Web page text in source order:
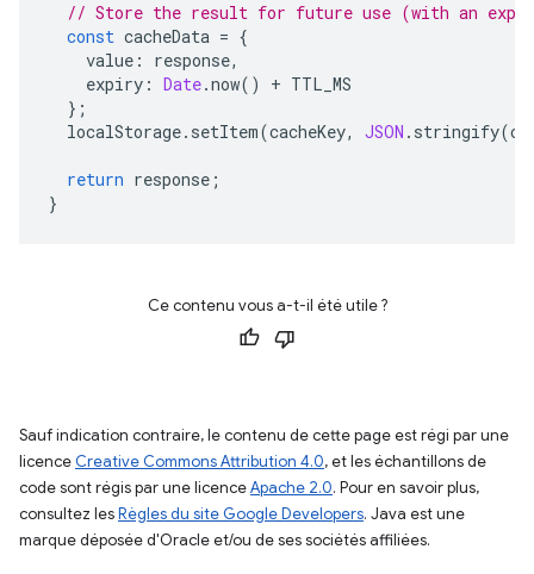
// Store the result for future use (with an
const cacheData = {
value : response,
expiry : Date.now() + TTL_MS
};
localStorage. setItem(cacheKey, JSON . stringify(
return response ;
}
Ce contenu vous a-t-il été utile ?
Sauf indication contraire, le contenu de cette page est régi par une
licence Creative Commons Attribution 4.0, et les échantillons de
code sont régis par une licenceApache 2.0. Pour en savoir plus,
consultez lesRègles du site Google Developers. Java est une
marque déposée d'Oracle et/ou de ses sociétés affiliées.